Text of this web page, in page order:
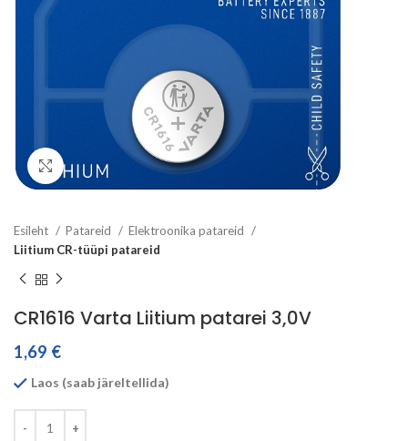
Click to enlarge
Esileht Patareid
Elektroonika patareid
Liitium CR-tüüpi patareid
CR1616 Varta Liitium patarei 3,0V
1,69 €
Laos (saab järeltellida)